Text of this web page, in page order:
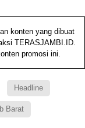
konten yang dibuat
TERASJAMBI.ID.
promosi ini.
Headline
Barat